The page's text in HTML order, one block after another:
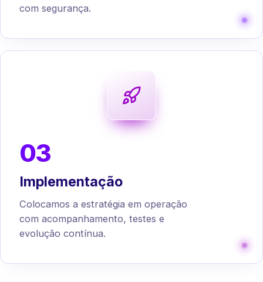
com segurança.
03
Implementação
Colocamos a estratégia em operação
com acompanhamento, testes e
evolução contínua.